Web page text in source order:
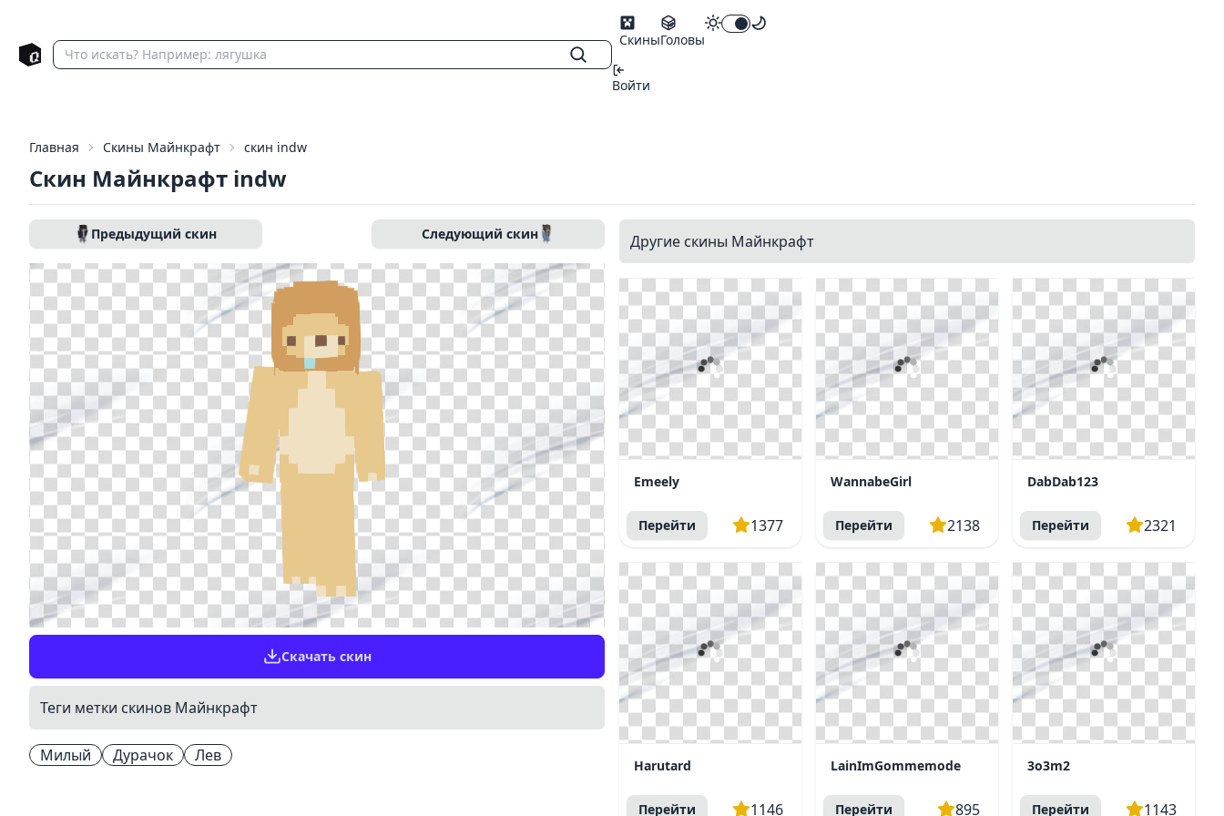
СкиныГоловы
Войти
Главная Скины Майнкрафт скин indw
Скин Майнкрафт indw
Предыдущий скин Следующий скин
Скачать скин
Теги метки скинов Майнкрафт
Милый Дурачок Лев
Другие скины Майнкрафт
Emeely
Перейти 1377
WannabeGirl
Перейти 2138
DabDab123
Перейти 2321
Harutard
Перейти 1146
LainImGommemode
Перейти 895
3o3m2
Перейти 1143